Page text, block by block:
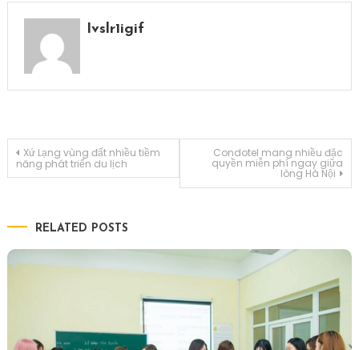
Ivslr1igif
Điều
bài
viết
Xứ Lạng vùng đất nhiều tiềm
năng phát triển du lịch
Condotel mang nhiều đặc
quyền miễn phí ngay giữa
lòng Hà Nội
RELATED POSTS